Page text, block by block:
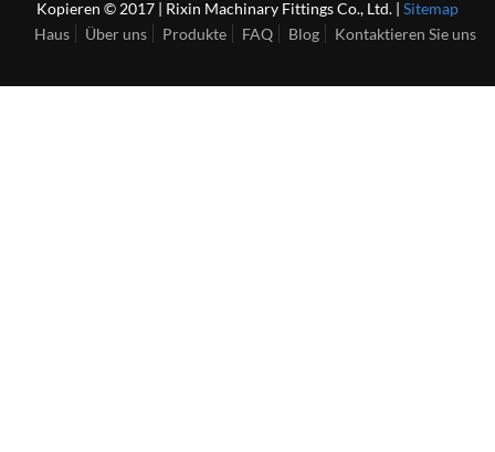
Kopieren © 2017 | Rixin Machinary Fittings Co., Ltd. | Sitemap
Haus
Über uns Produkte FAQ Blog Kontaktieren Sie uns